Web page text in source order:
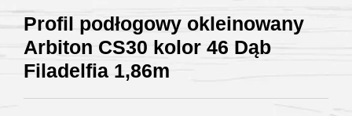
Profil podłogowy okleinowany
Arbiton CS30 kolor 46 Dąb
Filadelfia 1,86m